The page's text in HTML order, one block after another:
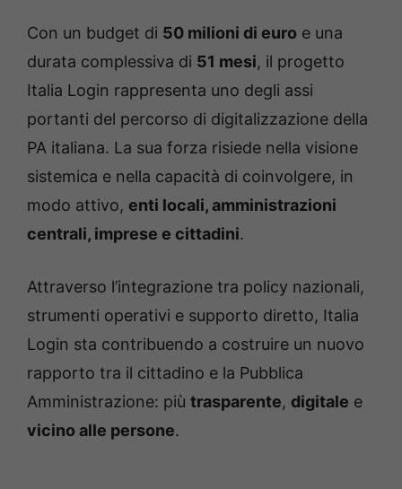
Con un budget di 50 milioni di euro e una
durata complessiva di 51 mesi, il progetto
Italia Login rappresenta uno degli assi
portanti del percorso di digitalizzazione della
PA italiana. La sua forza risiede nella visione
sistemica e nella capacità di coinvolgere, in
modo attivo, enti locali, amministrazioni
centrali, imprese e cittadini.
Attraverso l’integrazione tra policy nazionali,
strumenti operativi e supporto diretto, Italia
Login sta contribuendo a costruire un nuovo
rapporto tra il cittadino e la Pubblica
Amministrazione: più trasparente, digitale e
vicino alle persone.